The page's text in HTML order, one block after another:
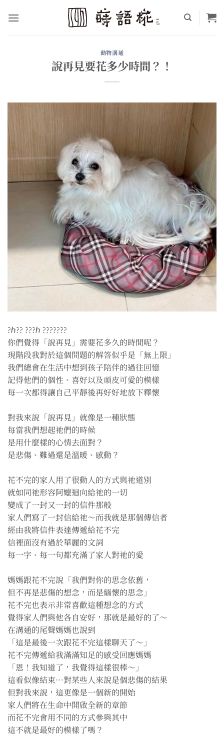
動物溝通
說再見要花多少時間？！
?ℎ?? ???ℎ ???????
你們覺得「說再見」需要花多久的時間呢？
現階段我對於這個問題的解答似乎是「無上限」
我們總會在生活中想到孩子陪伴的過往回憶
記得他們的個性、喜好以及頑皮可愛的模樣
每一次都得讓自己平靜後再好好地放下釋懷
對我來說「說再見」就像是一種狀態
每當我們想起祂們的時候
是用什麼樣的心情去面對？
是悲傷、難過還是溫暖、感動？
花不完的家人用了很動人的方式與祂道別
就如同祂形容阿嬤迴向給祂的一切
變成了一封又一封的信件那般
家人們寫了一封信給祂～而我就是那個傳信者
經由我將信件表達傳遞給花不完
信裡面沒有過於華麗的文詞
每一字、每一句都充滿了家人對祂的愛
媽媽跟花不完說「我們對你的思念依舊，
但不再是悲傷的想念，而是緬懷的思念」
花不完也表示非常喜歡這種想念的方式
覺得家人們與他各自安好，那就是最好的了～
在溝通的尾聲媽媽也說到
「這是最後一次跟花不完這樣聊天了～」
花不完傳遞給我滿滿知足的感受回應媽媽
「恩！我知道了，我覺得這樣很棒～」
這看似像結束…對某些人來說是個悲傷的結果
但對我來說，這更像是一個新的開始
家人們將在生命中開啟全新的章節
而花不完會用不同的方式參與其中
這不就是最好的模樣了嗎？